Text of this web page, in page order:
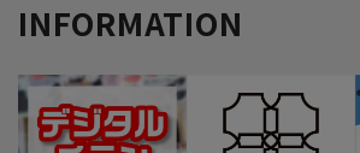
INFORMATION